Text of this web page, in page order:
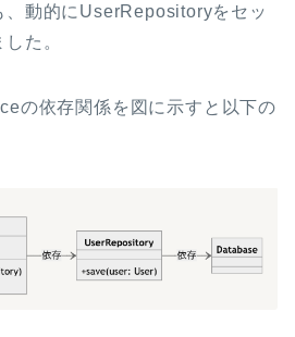
、動的にUserRepositoryをセッ
た。
の依存関係を図に示すと以下の